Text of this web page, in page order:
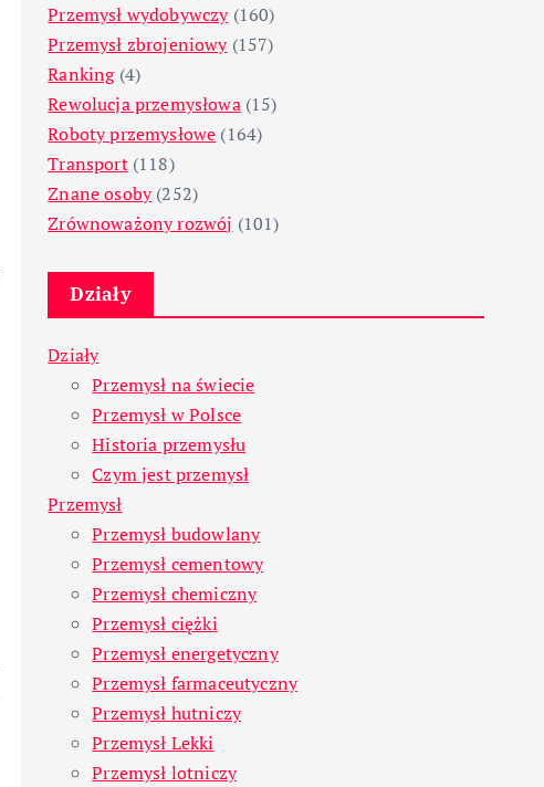
Przemysł wydobywczy(160)
Przemysł zbrojeniowy(157)
Ranking(4)
Rewolucja przemysłowa(15)
Roboty przemysłowe (164)
Transport(118)
Znane osoby(252)
Zrównoważony rozwój (101)
Działy
Działy
Przemysł na świecie
Przemysł w Polsce
Historia przemysłu
Czym jest przemysł
Przemysł
Przemysł budowlany
Przemysł cementowy
Przemysł chemiczny
Przemysł ciężki
Przemysł energetyczny
Przemysł farmaceutyczny
Przemysł hutniczy
Przemysł Lekki
Przemysł lotniczy